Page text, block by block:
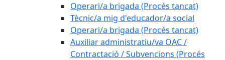
Operari/a brigada (Procés tancat)
Tècnic/a mig d'educador/a social
Operari/a brigada (Procés tancat)
Auxiliar administratiu/va OAC /
Contractació / Subvencions (Procés